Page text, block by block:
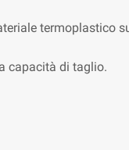
termoplastico
capacità di taglio.